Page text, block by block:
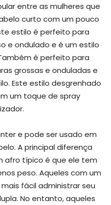
entre as mulheres que
curto com um pouco
estilo é perfeito para
e ondulado e é um estilo
é perfeito para
grossas e onduladas e
Este estilo desgrenhado
um toque de spray
e pode ser usado em
A principal diferença
afro típico é que ele tem
peso. Aqueles com um
fácil administrar seu
No entanto, aqueles